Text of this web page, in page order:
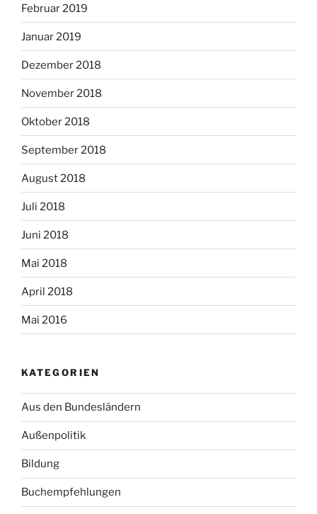
Februar 2019
Januar 2019
Dezember 2018
November 2018
Oktober 2018
September 2018
August 2018
Juli 2018
Juni 2018
Mai 2018
April 2018
Mai 2016
KATEGORIEN
Aus den Bundesländern
Außenpolitik
Bildung
Buchempfehlungen